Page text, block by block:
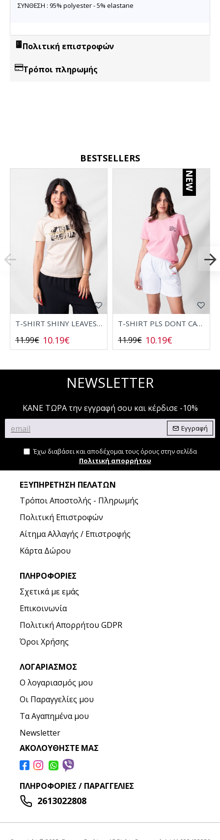
Πολιτική επιστροφών
Τρόποι πληρωμής
ΣΥΝΘΕΣΗ : 95% polyester - 5% elastane
BESTSELLERS
T-SHIRT SHINY LEAVES 2532006
10.19€
11.99€
NEW
T-SHIRT PLS DONT CALL 2532008
10.19€
11.99€
NEWSLETTER
ΚΑΝΕ ΤΩΡΑ την εγγραφή σου και κέρδισε -10%
Εγγραφή
Έχω διαβάσει και αποδέχομαι τους όρους στην σελίδα
Πολιτική απορρήτου
ΕΞΥΠΗΡΈΤΗΣΗ ΠΕΛΑΤΏΝ
Τρόποι Αποστολής - Πληρωμής
Πολιτική Επιστροφών
Αίτημα Αλλαγής / Επιστροφής
Κάρτα Δώρου
ΠΛΗΡΟΦΟΡΊΕΣ
Σχετικά με εμάς
Επικοινωνία
Πολιτική Απορρήτου GDPR
Όροι Χρήσης
ΛΟΓΑΡΙΑΣΜΌΣ
Ο λογαριασμός μου
Οι Παραγγελίες μου
Τα Αγαπημένα μου
Newsletter
ΑΚΟΛΟΥΘΉΣΤΕ ΜΑΣ
ΠΛΗΡΟΦΟΡΊΕΣ / ΠΑΡΑΓΓΕΛΊΕΣ
2613022808